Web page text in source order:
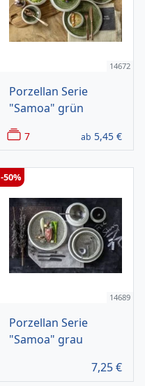
14672
Porzellan Serie
"Samoa" grün
7 ab 5,45 €
14689
Porzellan Serie
"Samoa" grau
7,25€
-50%